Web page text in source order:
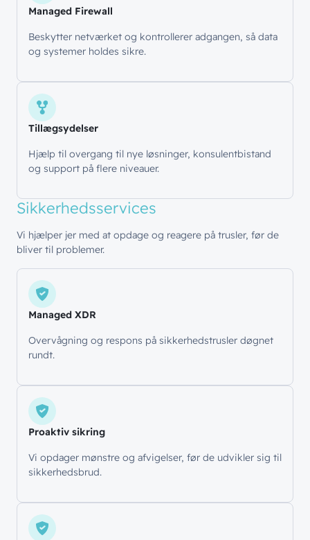
Managed Firewall
Beskytter netværket og kontrollerer adgangen, så data
og systemer holdes sikre.
Tillægsydelser
Hjælp til overgang til nye løsninger, konsulentbistand
og support på flere niveauer.
Sikkerhedsservices
Vi hjælper jer med at opdage og reagere på trusler, før de
bliver til problemer.
Managed XDR
Overvågning og respons på sikkerhedstrusler døgnet
rundt.
Proaktiv sikring
Vi opdager mønstre og afvigelser, før de udvikler sig til
sikkerhedsbrud.